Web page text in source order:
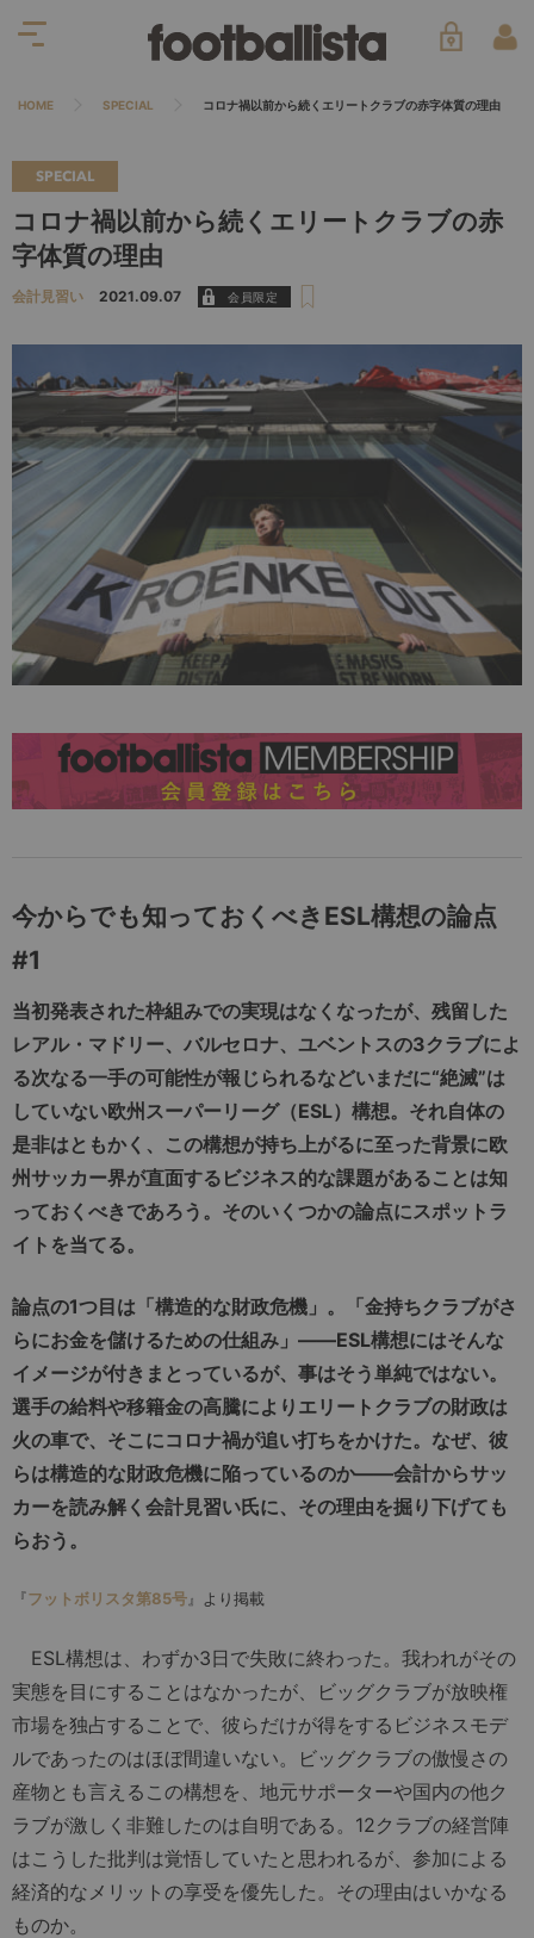
HOME SPECIAL コロナ禍以前から続くエリートクラブの赤字体質の理由
SPECIAL
コロナ禍以前から続くエリートクラブの赤
字体質の理由
会計見習い 2021.09.07
今からでも知っておくべきESL構想の論点
#1
当初発表された枠組みでの実現はなくなったが、残留した
レアル・マドリー、バルセロナ、ユベントスの3クラブによ
る次なる一手の可能性が報じられるなどいまだに“絶滅”は
していない欧州スーパーリーグ（ESL）構想。それ自体の
是非はともかく、この構想が持ち上がるに至った背景に欧
州サッカー界が直面するビジネス的な課題があることは知
っておくべきであろう。そのいくつかの論点にスポットラ
イトを当てる。
論点の1つ目は「構造的な財政危機」。「金持ちクラブがさ
らにお金を儲けるための仕組み」――ESL構想にはそんな
イメージが付きまとっているが、事はそう単純ではない。
選手の給料や移籍金の高騰によりエリートクラブの財政は
火の車で、そこにコロナ禍が追い打ちをかけた。なぜ、彼
らは構造的な財政危機に陥っているのか――会計からサッ
カーを読み解く会計見習い氏に、その理由を掘り下げても
らおう。
『フットボリスタ第85号』より掲載
ESL構想は、わずか3日で失敗に終わった。我われがその
実態を目にすることはなかったが、ビッグクラブが放映権
市場を独占することで、彼らだけが得をするビジネスモデ
ルであったのはほぼ間違いない。ビッグクラブの傲慢さの
産物とも言えるこの構想を、地元サポーターや国内の他ク
ラブが激しく非難したのは自明である。12クラブの経営陣
はこうした批判は覚悟していたと思われるが、参加による
経済的なメリットの享受を優先した。その理由はいかなる
ものか。